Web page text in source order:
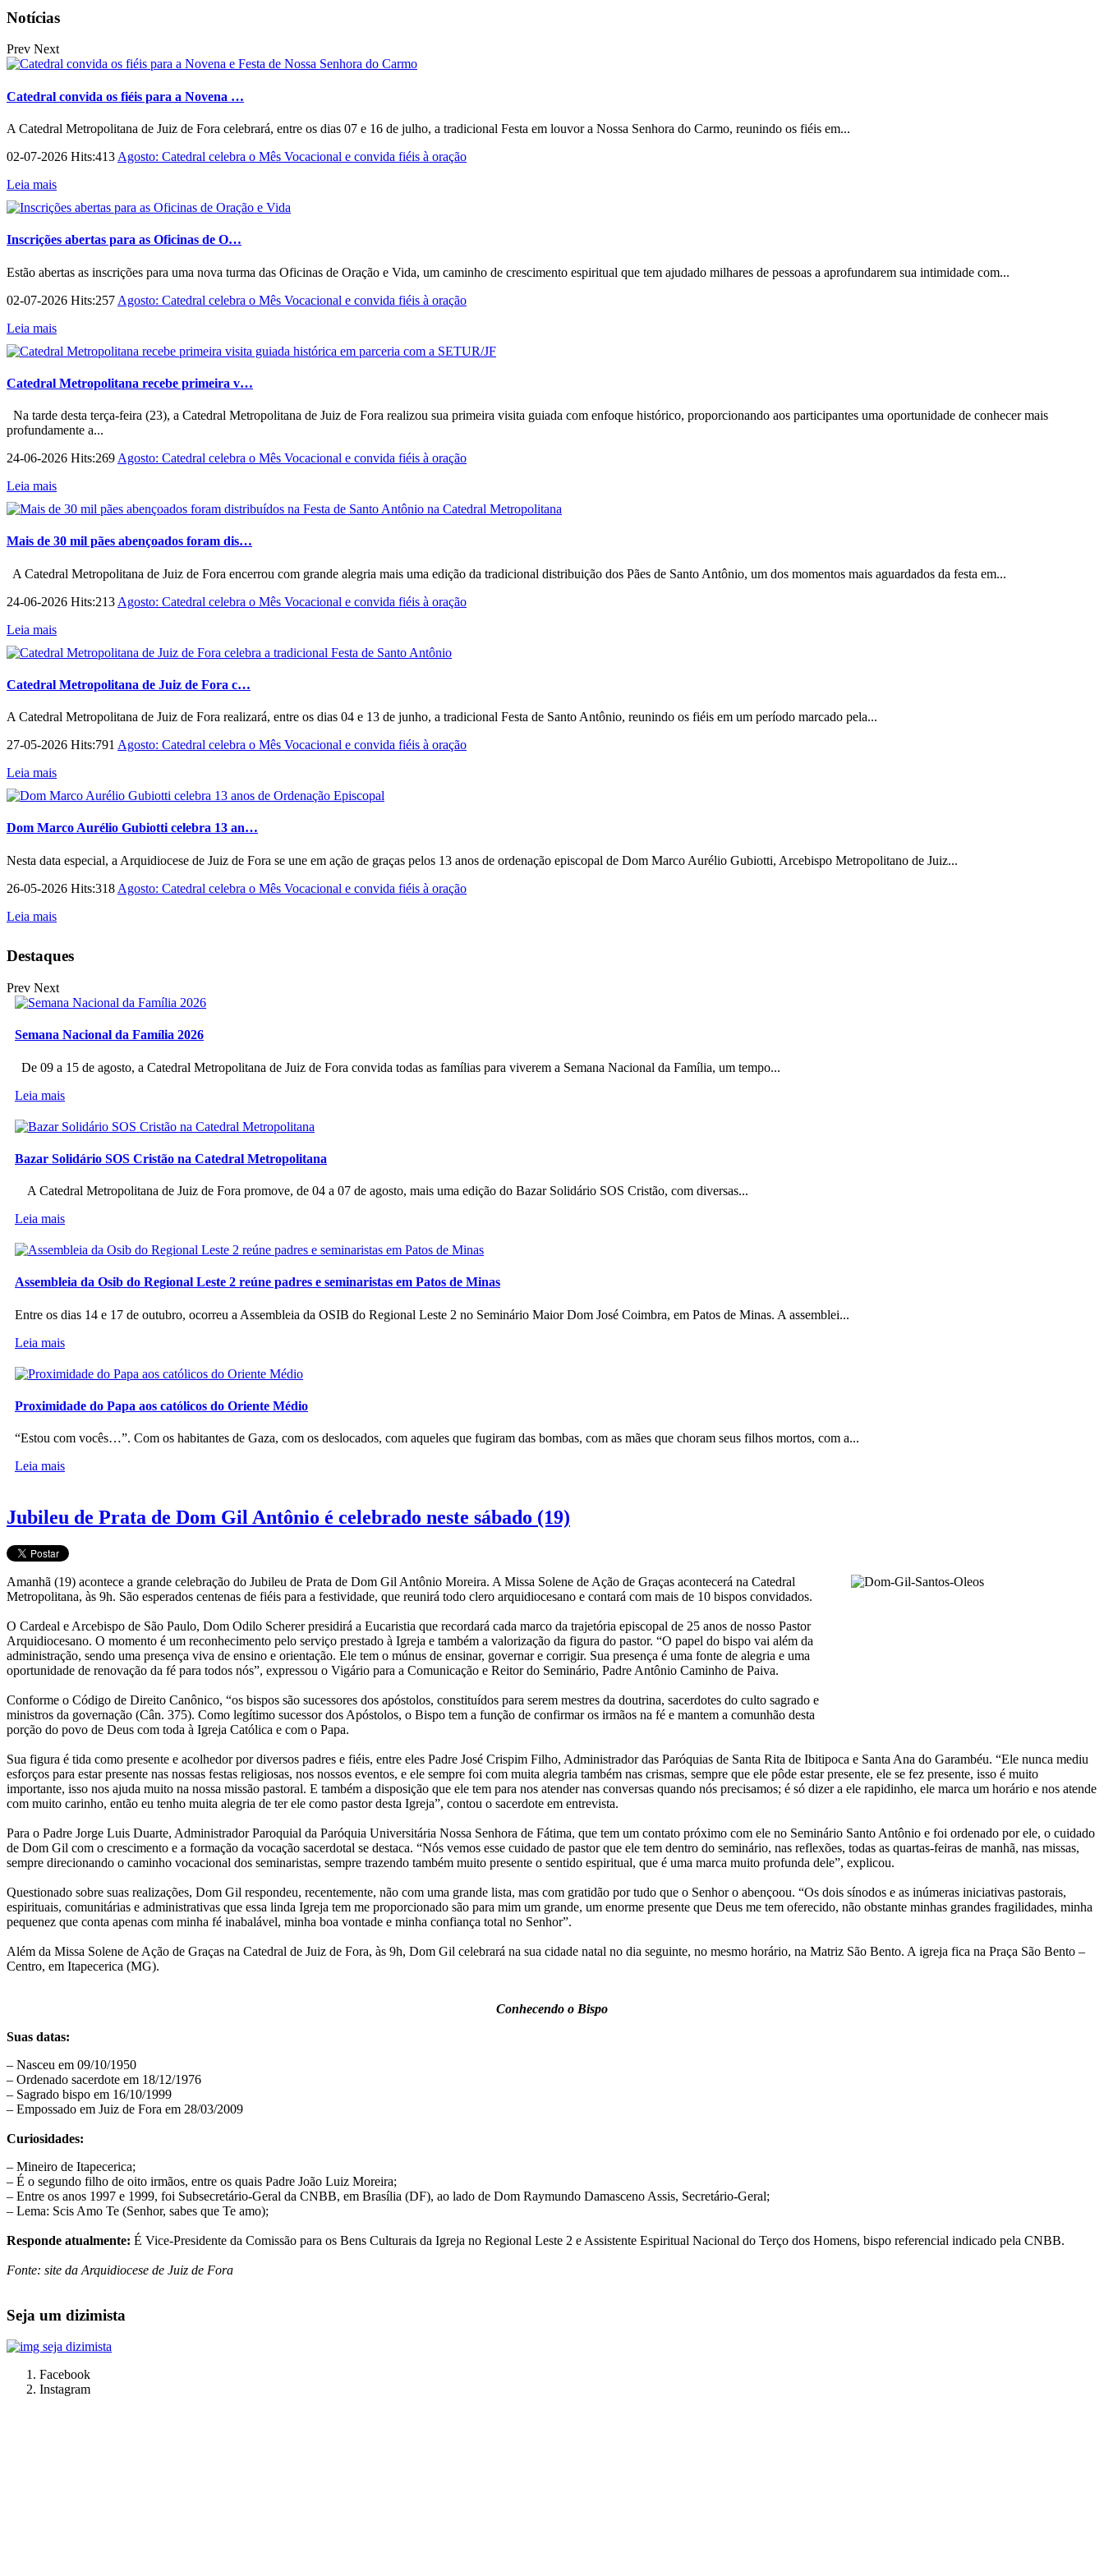
Notícias
Prev Next
Catedral convida os fiéis para a Novena …
A Catedral Metropolitana de Juiz de Fora celebrará, entre os dias 07 e 16 de julho, a tradicional Festa em louvor a Nossa Senhora do Carmo, reunindo os fiéis em...
02-07-2026 Hits:413 Agosto: Catedral celebra o Mês Vocacional e convida fiéis à oração
Leia mais
Inscrições abertas para as Oficinas de O…
Estão abertas as inscrições para uma nova turma das Oficinas de Oração e Vida, um caminho de crescimento espiritual que tem ajudado milhares de pessoas a aprofundarem sua intimidade com...
02-07-2026 Hits:257 Agosto: Catedral celebra o Mês Vocacional e convida fiéis à oração
Leia mais
Catedral Metropolitana recebe primeira v…
Na tarde desta terça-feira (23), a Catedral Metropolitana de Juiz de Fora realizou sua primeira visita guiada com enfoque histórico, proporcionando aos participantes uma oportunidade de conhecer mais
profundamente a...
24-06-2026 Hits:269 Agosto: Catedral celebra o Mês Vocacional e convida fiéis à oração
Leia mais
Mais de 30 mil pães abençoados foram dis…
A Catedral Metropolitana de Juiz de Fora encerrou com grande alegria mais uma edição da tradicional distribuição dos Pães de Santo Antônio, um dos momentos mais aguardados da festa em...
24-06-2026 Hits:213 Agosto: Catedral celebra o Mês Vocacional e convida fiéis à oração
Leia mais
Catedral Metropolitana de Juiz de Fora c…
A Catedral Metropolitana de Juiz de Fora realizará, entre os dias 04 e 13 de junho, a tradicional Festa de Santo Antônio, reunindo os fiéis em um período marcado pela...
27-05-2026 Hits:791 Agosto: Catedral celebra o Mês Vocacional e convida fiéis à oração
Leia mais
Dom Marco Aurélio Gubiotti celebra 13 an…
Nesta data especial, a Arquidiocese de Juiz de Fora se une em ação de graças pelos 13 anos de ordenação episcopal de Dom Marco Aurélio Gubiotti, Arcebispo Metropolitano de Juiz...
26-05-2026 Hits:318 Agosto: Catedral celebra o Mês Vocacional e convida fiéis à oração
Leia mais
Destaques
Prev Next
Semana Nacional da Família 2026
De 09 a 15 de agosto, a Catedral Metropolitana de Juiz de Fora convida todas as famílias para viverem a Semana Nacional da Família, um tempo...
Leia mais
Bazar Solidário SOS Cristão na Catedral Metropolitana
A Catedral Metropolitana de Juiz de Fora promove, de 04 a 07 de agosto, mais uma edição do Bazar Solidário SOS Cristão, com diversas...
Leia mais
Assembleia da Osib do Regional Leste 2 reúne padres e seminaristas em Patos de Minas
Entre os dias 14 e 17 de outubro, ocorreu a Assembleia da OSIB do Regional Leste 2 no Seminário Maior Dom José Coimbra, em Patos de Minas. A assemblei...
Leia mais
Proximidade do Papa aos católicos do Oriente Médio
“Estou com vocês…”. Com os habitantes de Gaza, com os deslocados, com aqueles que fugiram das bombas, com as mães que choram seus filhos mortos, com a...
Leia mais
Jubileu de Prata de Dom Gil Antônio é celebrado neste sábado (19)
Amanhã (19) acontece a grande celebração do Jubileu de Prata de Dom Gil Antônio Moreira. A Missa Solene de Ação de Graças acontecerá na Catedral
Metropolitana, às 9h. São esperados centenas de fiéis para a festividade, que reunirá todo clero arquidiocesano e contará com mais de 10 bispos convidados.
O Cardeal e Arcebispo de São Paulo, Dom Odilo Scherer presidirá a Eucaristia que recordará cada marco da trajetória episcopal de 25 anos de nosso Pastor
Arquidiocesano. O momento é um reconhecimento pelo serviço prestado à Igreja e também a valorização da figura do pastor. “O papel do bispo vai além da
administração, sendo uma presença viva de ensino e orientação. Ele tem o múnus de ensinar, governar e corrigir. Sua presença é uma fonte de alegria e uma
oportunidade de renovação da fé para todos nós”, expressou o Vigário para a Comunicação e Reitor do Seminário, Padre Antônio Caminho de Paiva.
Conforme o Código de Direito Canônico, “os bispos são sucessores dos apóstolos, constituídos para serem mestres da doutrina, sacerdotes do culto sagrado e
ministros da governação (Cân. 375). Como legítimo sucessor dos Apóstolos, o Bispo tem a função de confirmar os irmãos na fé e mantem a comunhão desta
porção do povo de Deus com toda à Igreja Católica e com o Papa.
Sua figura é tida como presente e acolhedor por diversos padres e fiéis, entre eles Padre José Crispim Filho, Administrador das Paróquias de Santa Rita de Ibitipoca e Santa Ana do Garambéu. “Ele nunca mediu
esforços para estar presente nas nossas festas religiosas, nos nossos eventos, e ele sempre foi com muita alegria também nas crismas, sempre que ele pôde estar presente, ele se fez presente, isso é muito
importante, isso nos ajuda muito na nossa missão pastoral. E também a disposição que ele tem para nos atender nas conversas quando nós precisamos; é só dizer a ele rapidinho, ele marca um horário e nos atende
com muito carinho, então eu tenho muita alegria de ter ele como pastor desta Igreja”, contou o sacerdote em entrevista.
Para o Padre Jorge Luis Duarte, Administrador Paroquial da Paróquia Universitária Nossa Senhora de Fátima, que tem um contato próximo com ele no Seminário Santo Antônio e foi ordenado por ele, o cuidado
de Dom Gil com o crescimento e a formação da vocação sacerdotal se destaca. “Nós vemos esse cuidado de pastor que ele tem dentro do seminário, nas reflexões, todas as quartas-feiras de manhã, nas missas,
sempre direcionando o caminho vocacional dos seminaristas, sempre trazendo também muito presente o sentido espiritual, que é uma marca muito profunda dele”, explicou.
Questionado sobre suas realizações, Dom Gil respondeu, recentemente, não com uma grande lista, mas com gratidão por tudo que o Senhor o abençoou. “Os dois sínodos e as inúmeras iniciativas pastorais,
espirituais, comunitárias e administrativas que essa linda Igreja tem me proporcionado são para mim um grande, um enorme presente que Deus me tem oferecido, não obstante minhas grandes fragilidades, minha
pequenez que conta apenas com minha fé inabalável, minha boa vontade e minha confiança total no Senhor”.
Além da Missa Solene de Ação de Graças na Catedral de Juiz de Fora, às 9h, Dom Gil celebrará na sua cidade natal no dia seguinte, no mesmo horário, na Matriz São Bento. A igreja fica na Praça São Bento –
Centro, em Itapecerica (MG).
Conhecendo o Bispo
Suas datas:
– Nasceu em 09/10/1950
– Ordenado sacerdote em 18/12/1976
– Sagrado bispo em 16/10/1999
– Empossado em Juiz de Fora em 28/03/2009
Curiosidades:
– Mineiro de Itapecerica;
– É o segundo filho de oito irmãos, entre os quais Padre João Luiz Moreira;
– Entre os anos 1997 e 1999, foi Subsecretário-Geral da CNBB, em Brasília (DF), ao lado de Dom Raymundo Damasceno Assis, Secretário-Geral;
– Lema: Scis Amo Te (Senhor, sabes que Te amo);
Responde atualmente: É Vice-Presidente da Comissão para os Bens Culturais da Igreja no Regional Leste 2 e Assistente Espiritual Nacional do Terço dos Homens, bispo referencial indicado pela CNBB.
Fonte: site da Arquidiocese de Juiz de Fora
Seja um dizimista
Facebook
Instagram